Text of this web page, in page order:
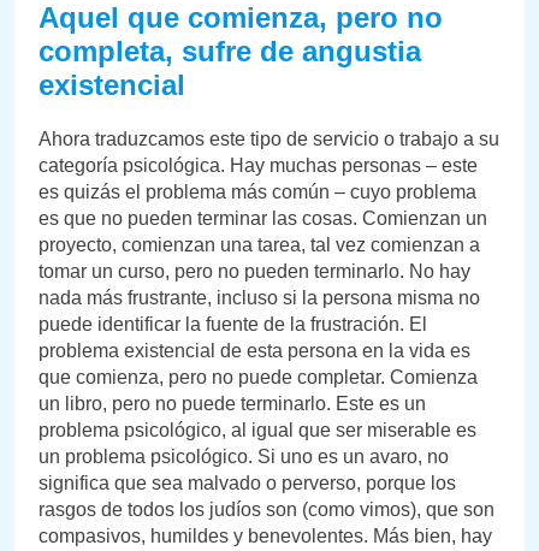
Aquel que comienza, pero no
completa, sufre de angustia
existencial
Ahora traduzcamos este tipo de servicio o trabajo a su
categoría psicológica. Hay muchas personas – este
es quizás el problema más común – cuyo problema
es que no pueden terminar las cosas. Comienzan un
proyecto, comienzan una tarea, tal vez comienzan a
tomar un curso, pero no pueden terminarlo. No hay
nada más frustrante, incluso si la persona misma no
puede identificar la fuente de la frustración. El
problema existencial de esta persona en la vida es
que comienza, pero no puede completar. Comienza
un libro, pero no puede terminarlo. Este es un
problema psicológico, al igual que ser miserable es
un problema psicológico. Si uno es un avaro, no
significa que sea malvado o perverso, porque los
rasgos de todos los judíos son (como vimos), que son
compasivos, humildes y benevolentes. Más bien, hay